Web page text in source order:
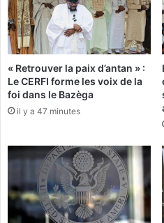
a
n
c
k
L
o
u
g
m
p
e
u
r
t
é
c
r
a
é
e
a
r
u
« Retrouver la paix d’antan » :
Le CERFI forme les voix de la
foi dans le Bazèga
il y a 47 minutes